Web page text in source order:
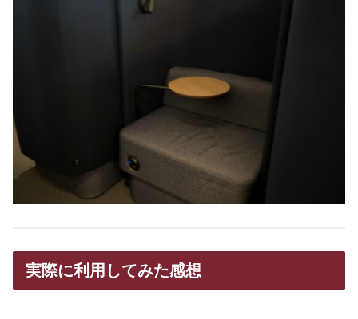
実際に利用してみた感想